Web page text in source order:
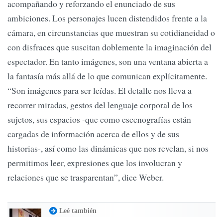
acompañando y reforzando el enunciado de sus
ambiciones. Los personajes lucen distendidos frente a la
cámara, en circunstancias que muestran su cotidianeidad o
con disfraces que suscitan doblemente la imaginación del
espectador. En tanto imágenes, son una ventana abierta a
la fantasía más allá de lo que comunican explícitamente.
“Son imágenes para ser leídas. El detalle nos lleva a
recorrer miradas, gestos del lenguaje corporal de los
sujetos, sus espacios -que como escenografías están
cargadas de información acerca de ellos y de sus
historias-, así como las dinámicas que nos revelan, si nos
permitimos leer, expresiones que los involucran y
relaciones que se trasparentan”, dice Weber.
Leé también